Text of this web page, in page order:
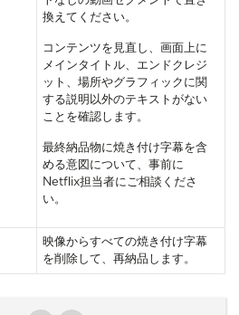
換えてください。
コンテンツを見直し、画面上に
メインタイトル、エンドクレジ
ット、場所やグラフィックに関
する説明以外のテキストがない
ことを確認します。
最終納品物に焼き付け字幕を含
める意図について、事前に
Netflix担当者にご相談くださ
い。
映像からすべての焼き付け字幕
を削除して、再納品します。